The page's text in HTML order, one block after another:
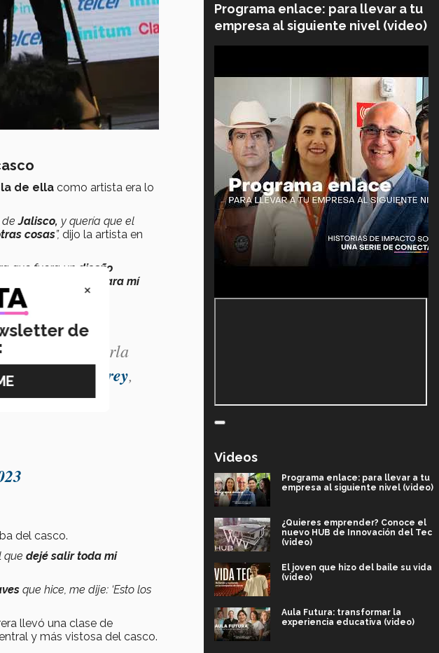
de ella como artista era lo
deJalisco, y quería que el
cosas”, dijo la artista en
que fuera un diseño
fue un gran reto para mí
diseñadora, Karla
@TecdeMonterrey,
del casco.
que dejé salir toda mi
que hice, me dije: ‘Esto los
llevó una clase de
y más vistosa del casco.
Programa enlace: para llevar a tu
empresa al siguiente nivel (video)
Videos
Programa enlace: para llevar a tu
empresa al siguiente nivel (video)
¿Quieres emprender? Conoce el
nuevo HUB de Innovación del Tec
(video)
El joven que hizo del baile su vida
(video)
Aula Futura: transformar la
experiencia educativa (video)
×
de